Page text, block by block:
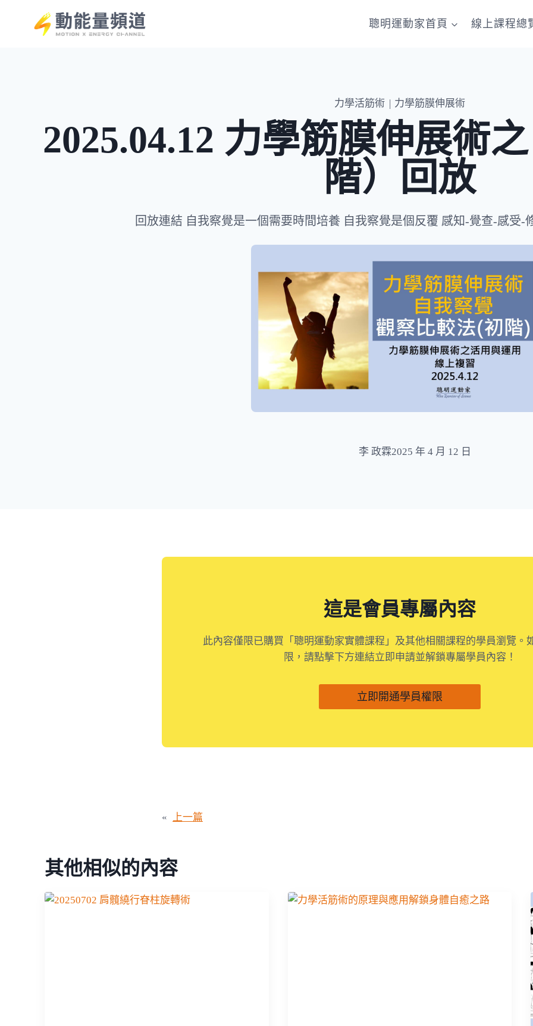
聰明運動家首頁 線上課程總
力學活筋術 | 力學筋膜伸展術
2025.04.12 力學筋膜伸展術
階）回放
回放連結 自我察覺是一個需要時間培養 自我察覺是個反覆 感知-覺查-感受
李 政霖2025 年 4 月 12 日
這是會員專屬內容
此內容僅限已購買「聰明運動家實體課程」及其他相關課程的學員瀏覽。
限，請點擊下方連結立即申請並解鎖專屬學員內容！
立即開通學員權限
« 上一篇
其他相似的內容